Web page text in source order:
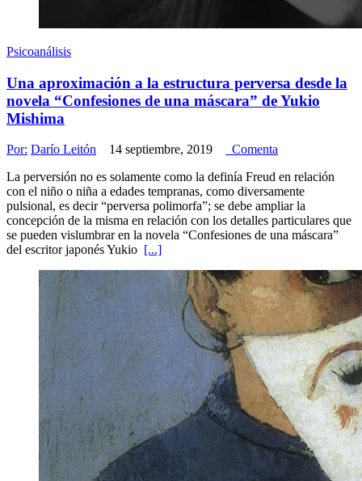
Psicoanálisis
Una aproximación a la estructura perversa desde la
novela “Confesiones de una máscara” de Yukio
Mishima
Por: Darío Leitón 14 septiembre, 2019
Comenta
La perversión no es solamente como la definía Freud en relación
con el niño o niña a edades tempranas, como diversamente
pulsional, es decir “perversa polimorfa”; se debe ampliar la
concepción de la misma en relación con los detalles particulares que
se pueden vislumbrar en la novela “Confesiones de una máscara”
del escritor japonés Yukio [...]